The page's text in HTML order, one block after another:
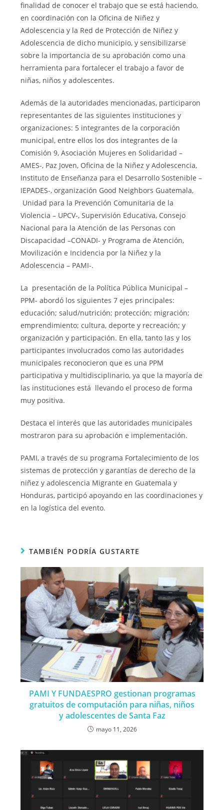
finalidadde conocer el trabajo que se está haciendo,
en coordinación con la Oficina de Niñez y
Adolescencia y la Red de Protección de Niñez y
Adolescencia de dicho municipio, y sensibilizarse
sobre la importancia de su aprobación como una
herramienta para fortalecer el trabajo a favor de
niñas, niños y adolescentes.
Además de la autoridades mencionadas, participaron
representantes de las siguientes instituciones y
organizaciones: 5 integrantes de la corporación
municipal, entre ellos los dos integrantes de la
Comisión 9, Asociación Mujeres en Solidaridad –
AMES-, Paz Joven, Oficina de la Niñez y Adolescencia,
Instituto de Enseñanza para el Desarrollo Sostenible –
IEPADES-, organización Good Neighbors Guatemala,
Unidad para la Prevención Comunitaria de la
Violencia – UPCV-, Supervisión Educativa, Consejo
Nacional para la Atención de las Personas con
Discapacidad –CONADI- y Programa de Atención,
Movilización e Incidencia por la Niñez y la
Adolescencia – PAMI-.
La presentación de la Política Pública Municipal –
PPM- abordó los siguientes 7 ejes principales:
educación; salud/nutrición; protección; migración;
emprendimiento; cultura, deporte y recreación; y
organización y participación. En ella, tanto las y los
participantes involucrados como las autoridades
municipales reconocieron que es una PPM
participativa y multidisciplinario, ya que la mayoría de
las instituciones está llevando el proceso de forma
muy positiva.
Destaca el interés que las autoridades municipales
mostraron para su aprobación e implementación.
PAMI, a través de su programa Fortalecimiento de los
sistemas de protección y garantías de derecho de la
niñez y adolescencia Migrante en Guatemala y
Honduras, participó apoyando en las coordinaciones y
en la logística del evento.
TAMBIÉN PODRÍA GUSTARTE
PAMI Y FUNDAESPRO gestionan programas
gratuitos de computación para niñas, niños
y adolescentes de Santa Faz
mayo 11, 2026